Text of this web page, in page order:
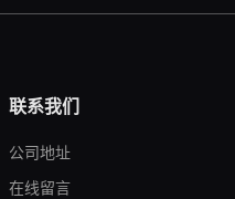
联系我们
公司地址
在线留言